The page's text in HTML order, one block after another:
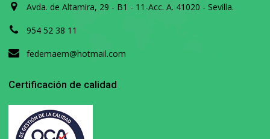
Avda. de Altamira, 29 - B1 - 11-Acc. A. 41020 - Sevilla.
954 52 38 11
fedemaem@hotmail.com
Certificación de calidad